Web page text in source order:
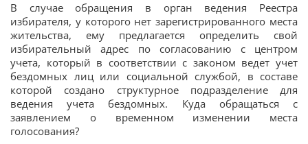
В случае обращения в орган ведения Реестра
избирателя, у которого нет зарегистрированного места
жительства, ему предлагается определить свой
избирательный адрес по согласованию с центром
учета, который в соответствии с законом ведет учет
бездомных лиц или социальной службой, в составе
которой создано структурное подразделение для
ведения учета бездомных. Куда обращаться с
заявлением о временном изменении места
голосования?